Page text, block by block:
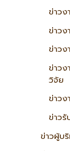
ข่าว
ข่าว
ข่าว
ข่าว
วิจัย
ข่าว
ข่าว
ข่าวผู้บ